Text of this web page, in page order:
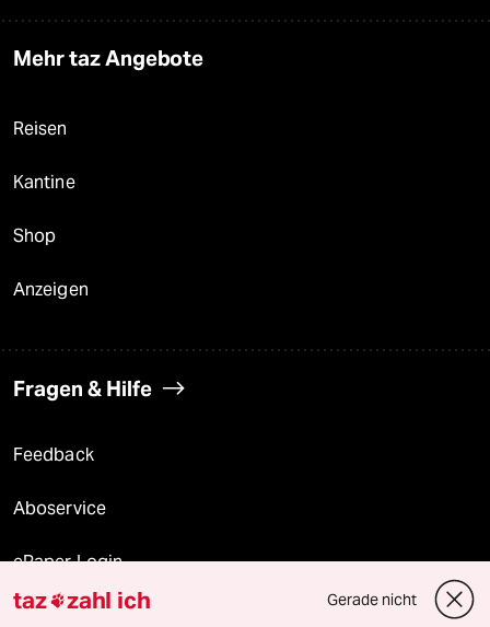
Mehr taz Angebote
Reisen
Kantine
Shop
Anzeigen
Fragen & Hilfe
Feedback
Aboservice
ePaper Login
Downloads für Abonnierende
taz zahl ich Gerade nicht